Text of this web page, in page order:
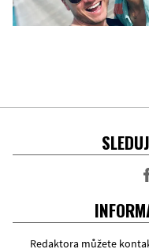
Redaktora můžete